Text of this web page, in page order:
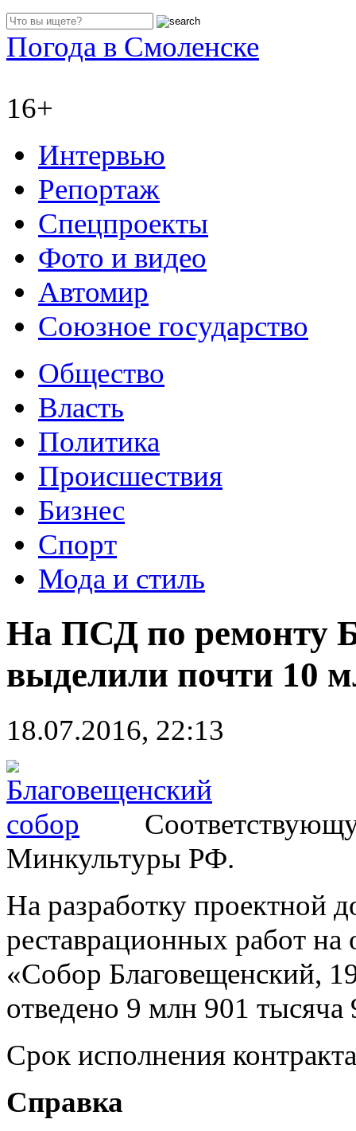
Погода в Смоленске
16+
Интервью
Репортаж
Спецпроекты
Фото и видео
Автомир
Союзное государство
Общество
Власть
Политика
Происшествия
Бизнес
Спорт
Мода и стиль
На ПСД по ремонту
выделили почти 10
18.07.2016, 22:13
Минкультуры РФ.
На разработку проектной
реставрационных работ на
«Собор Благовещенский,
отведено 9 млн 901 тысяча
Срок исполнения
Справка